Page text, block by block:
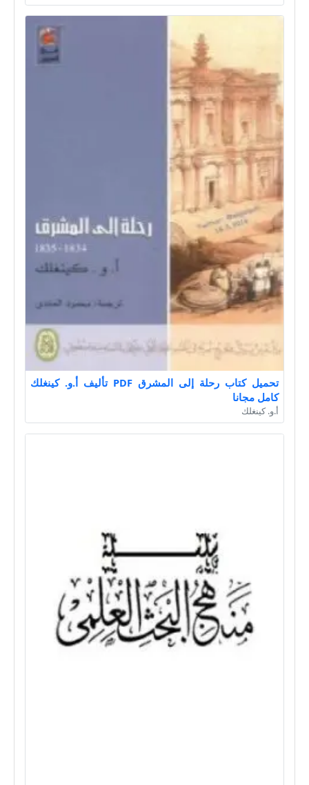
تحميل كتاب رحلة إلى المشرق PDF تأليف أ.و. كينغلك
كامل مجانا
أ.و. كينغلك